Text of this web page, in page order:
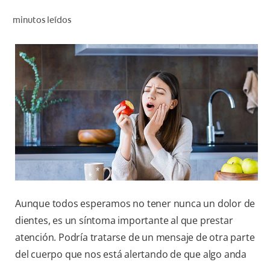
PROMOCIONES
NI (ES)
SUSCRÍBASE
minutos leídos
Aunque todos esperamos no tener nunca un dolor de
dientes, es un síntoma importante al que prestar
atención. Podría tratarse de un mensaje de otra parte
del cuerpo que nos está alertando de que algo anda